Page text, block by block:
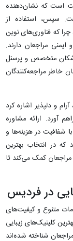
است که نشان‌دهنده
سپس، استفاده از
چرا که فناوری‌های نوین
ایمنی مراجعان دارند.
متخصص و پرسنل
خاطر مراجعه‌کنندگان
و دلپذیر اشاره کرد
آورد. ارائه مشاوره
در هزینه‌ها و
در انتخاب بهترین
مراجعان کمک می‌کند تا
در فردیس
متنوع و کیفیت‌های
کلینیک‌های زیبایی
شناخته شده‌اند